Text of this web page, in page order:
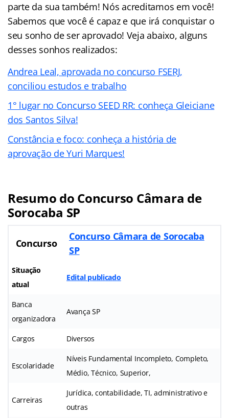
parte da sua também! Nós acreditamos em você!
Sabemos que você é capaz e que irá conquistar o
seu sonho de ser aprovado! Veja abaixo, alguns
desses sonhos realizados:
Andrea Leal, aprovada no concurso FSERJ,
conciliou estudos e trabalho
1° lugar no Concurso SEED RR: conheça Gleiciane
dos Santos Silva!
Constância e foco: conheça a história de
aprovação de Yuri Marques!
Resumo do Concurso Câmara de
Sorocaba SP
Concurso
Concurso Câmara de Sorocaba
SP
Situação
atual
Edital publicado
Banca
organizadora
Avança SP
Cargos Diversos
Escolaridade
Níveis Fundamental Incompleto, Completo,
Médio, Técnico, Superior,
Carreiras
Jurídica, contabilidade, TI, administrativo e
outras